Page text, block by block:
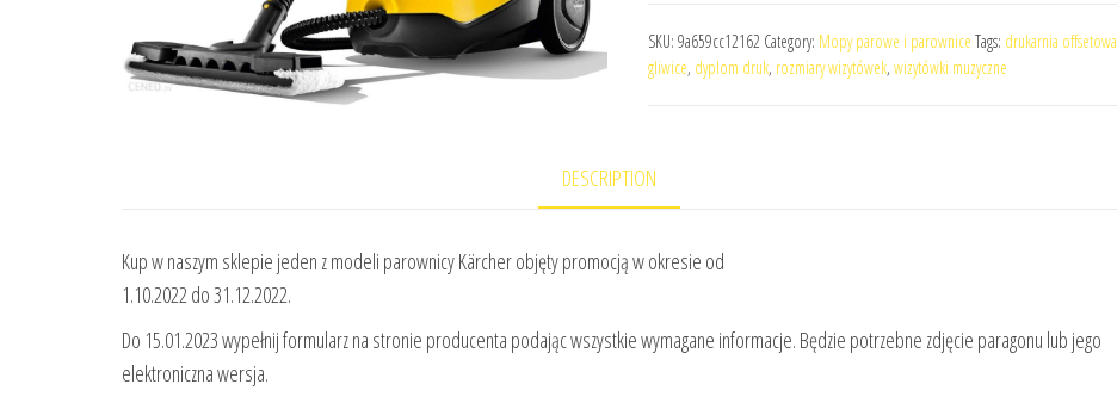
SKU: 9a659cc12162 Category: Mopy parowe i parownice Tags: drukarnia offsetowa
gliwice, dyplom druk, rozmiary wizytówek, wizytówki muzyczne
DESCRIPTION
Kup w naszym sklepie jeden z modeli parownicy Kärcher objęty promocją w okresie od
1.10.2022 do 31.12.2022.
Do 15.01.2023 wypełnij formularz na stronie producenta podając wszystkie wymagane informacje. Będzie potrzebne zdjęcie paragonu lub jego
elektroniczna wersja.